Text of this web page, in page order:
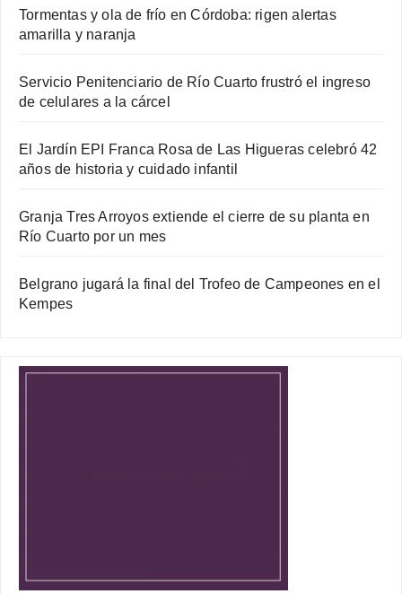
Tormentas y ola de frío en Córdoba: rigen alertas
amarilla y naranja
Servicio Penitenciario de Río Cuarto frustró el ingreso
de celulares a la cárcel
El Jardín EPI Franca Rosa de Las Higueras celebró 42
años de historia y cuidado infantil
Granja Tres Arroyos extiende el cierre de su planta en
Río Cuarto por un mes
Belgrano jugará la final del Trofeo de Campeones en el
Kempes